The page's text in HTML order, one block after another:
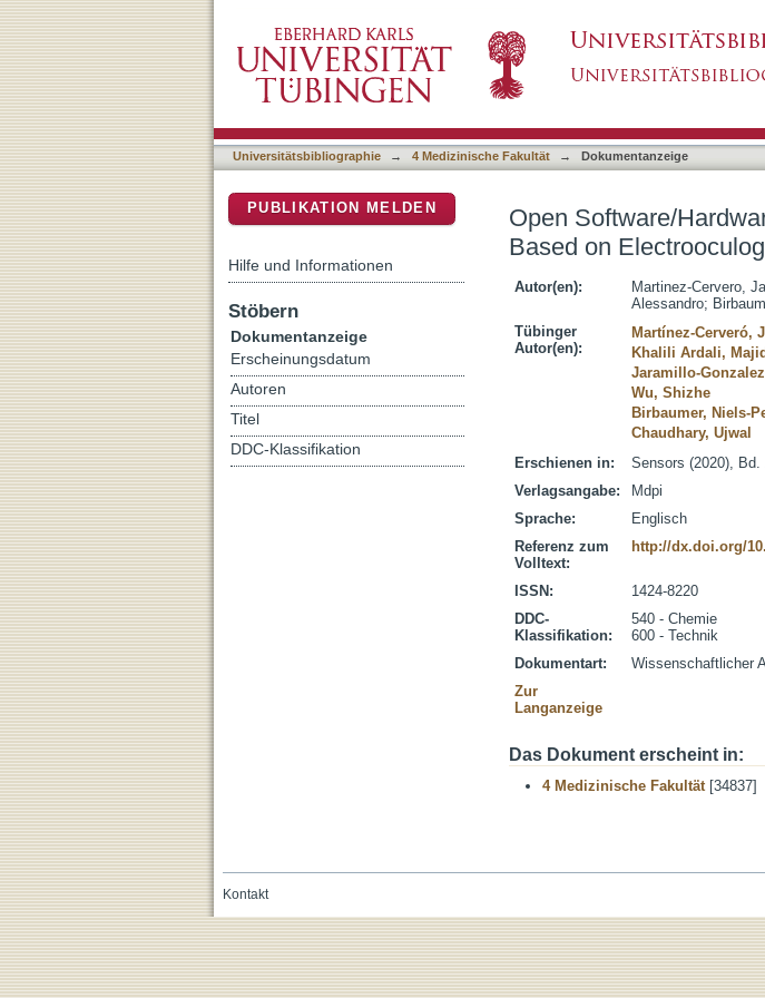
Open Software/Hardware Platform for Human-
(EOG) Signal Classification
Universitätsbibliographie → 4 Medizinische Fakultät → Dokumentanzeige
Open Software/
Based on
Autor(en): Martinez-Cervero,
Alessandro;
Tübinger
Autor(en):
Martínez-Cerveró,
Khalili Ardali, Majid
Jaramillo-
Wu, Shizhe
Birbaumer, Niels-
Chaudhary, Ujwal
Erschienen in:
Sensors (2020), Bd.
Verlagsangabe:
Mdpi
Sprache:
Englisch
Referenz zum
Volltext:
http://dx.doi.org/
ISSN:
1424-8220
DDC-
Klassifikation:
540 - Chemie
600 - Technik
Dokumentart:
Wissenschaftlicher
Zur
Langanzeige
Das Dokument erscheint in:
4 Medizinische Fakultät[34837]
PUBLIKATION MELDEN
Hilfe und Informationen
Stöbern
Dokumentanzeige
Erscheinungsdatum
Autoren
Titel
DDC-Klassifikation
Kontakt